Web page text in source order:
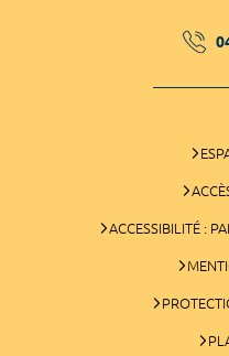
ACCESSIBILITÉ :